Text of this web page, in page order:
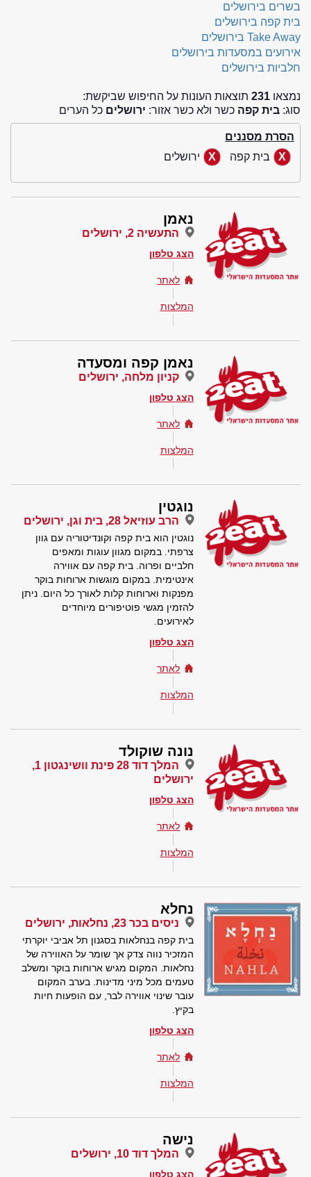
בשרים בירושלים
בית קפה בירושלים
Take Away בירושלים
אירועים במסעדות בירושלים
חלביות בירושלים
נמצאו 231 תוצאות העונות על החיפוש שביקשת:
סוג: בית קפה כשר ולא כשר אזור: ירושלים כל הערים
הסרת מסננים
בית קפה
ירושלים
נאמן
התעשיה 2, ירושלים
הצג טלפון
לאתר
המלצות
נאמן קפה ומסעדה
קניון מלחה, ירושלים
הצג טלפון
לאתר
המלצות
נוגטין
הרב עוזיאל 28, בית וגן, ירושלים
נוגטין הוא בית קפה וקונדיטוריה עם גוון
צרפתי. במקום מגוון עוגות ומאפים
חלביים ופרוה. בית קפה עם אווירה
אינטימית. במקום מוגשות ארוחות בוקר
מפנקות וארוחות קלות לאורך כל היום. ניתן
להזמין מגשי פוטיפורים מיוחדים
לאירועים.
הצג טלפון
לאתר
המלצות
נונה שוקולד
המלך דוד 28 פינת וושינגטון 1,
ירושלים
הצג טלפון
לאתר
המלצות
נחלא
ניסים בכר 23, נחלאות, ירושלים
בית קפה בנחלאות בסגנון תל אביבי יוקרתי
המזכיר נווה צדק אך שומר על האווירה של
נחלאות. המקום מגיש ארוחות בוקר ומשלב
טעמים מכל מיני מדינות. בערב המקום
עובר שינוי אווירה לבר, עם הופעות חיות
בקיץ.
הצג טלפון
לאתר
המלצות
נישה
המלך דוד 10, ירושלים
הצג טלפון